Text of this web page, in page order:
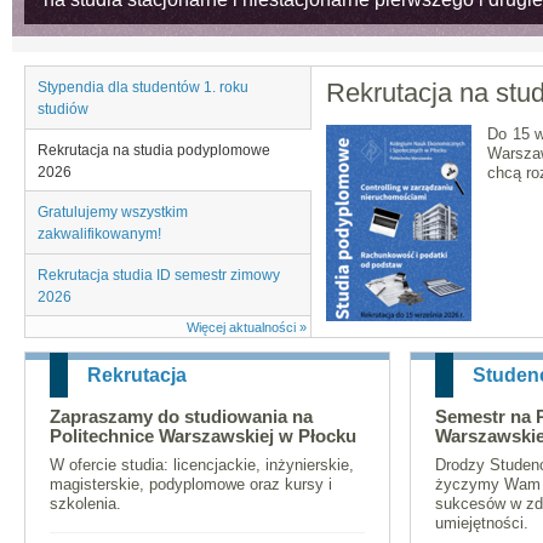
Stypendia dla studentów 1. roku
studiów
Rekrutacja na studia podyplomowe
2026
Gratulujemy wszystkim
zakwalifikowanym!
Rekrutacja studia ID semestr zimowy
2026
Więcej aktualności »
Rekrutacja na
Do 15
chcą
Rekrutacja
Zapraszamy do studiowania na
Politechnice Warszawskiej w Płocku
W ofercie studia: licencjackie, inżynierskie,
magisterskie, podyplomowe oraz kursy i
szkolenia.
Semestr na
Drodzy
życzymy Wam
sukcesów w
umiejętności.